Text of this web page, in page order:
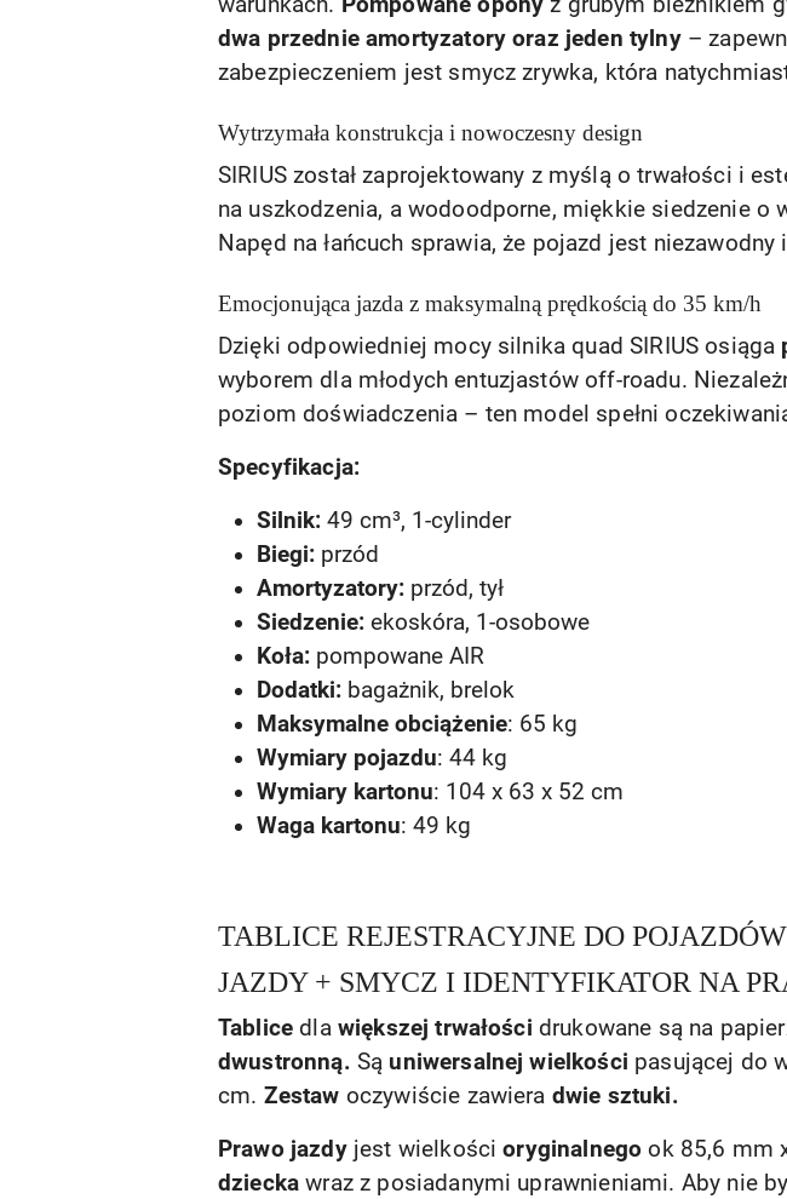
dwa przednie amortyzatory oraz jeden tylny–
zabezpieczeniem jest smycz zrywka, która
Wytrzymała konstrukcja i nowoczesny design
SIRIUS został zaprojektowany z myślą o trwałości i
na uszkodzenia, a wodoodporne, miękkie siedzenie
Napęd na łańcuch sprawia, że pojazd jest niezawodny
Emocjonująca jazda z maksymalną prędkością do 35 km/h
Dzięki odpowiedniej mocy silnika quad SIRIUS osiąga
wyborem dla młodych entuzjastów off-roadu.
poziom doświadczenia – ten model spełni
Specyfikacja:
Silnik: 49 cm³, 1-cylinder
Biegi: przód
Amortyzatory: przód, tył
Siedzenie: ekoskóra, 1-osobowe
Koła: pompowane AIR
Dodatki: bagażnik, brelok
Maksymalne obciążenie: 65 kg
Wymiary pojazdu: 44 kg
Wymiary kartonu: 104 x 63 x 52 cm
Waga kartonu: 49 kg
TABLICE REJESTRACYJNE DO
JAZDY + SMYCZ I IDENTYFIKATOR NA
Tablice dla większej trwałości drukowane są na
dwustronną. Są uniwersalnej wielkości pasującej do
cm. Zestaw oczywiście zawiera dwie sztuki.
Prawo jazdyjest wielkościoryginalnego ok 85,6 mm
dziecka wraz z posiadanymi uprawnieniami. Aby nie